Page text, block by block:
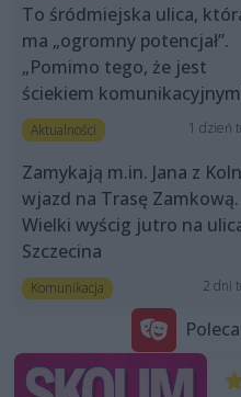
To śródmiejska ulica,
ma „ogromny potencjał”.
„Pomimo tego, że jest
ściekiem
Aktualności 1 dzień
Zamykają m.in. Jana z
wjazd na Trasę Zamkową.
Wielki wyścig jutro na
Szczecina
Komunikacja 2 dni